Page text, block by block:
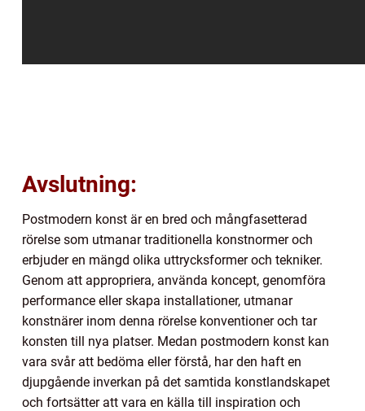
Avslutning:
Postmodern konst är en bred och mångfasetterad
rörelse som utmanar traditionella konstnormer och
erbjuder en mängd olika uttrycksformer och tekniker.
Genom att appropriera, använda koncept, genomföra
performance eller skapa installationer, utmanar
konstnärer inom denna rörelse konventioner och tar
konsten till nya platser. Medan postmodern konst kan
vara svår att bedöma eller förstå, har den haft en
djupgående inverkan på det samtida konstlandskapet
och fortsätter att vara en källa till inspiration och